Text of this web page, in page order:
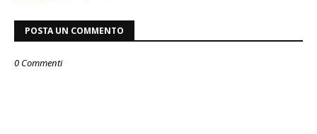
POSTA UN COMMENTO
0 Commenti